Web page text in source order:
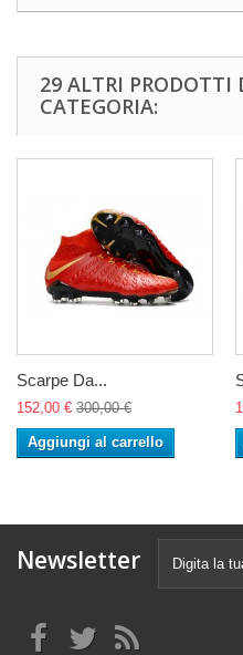
29 ALTRI PRODOTTI
CATEGORIA:
Scarpe Da...
152,00 € 300,00 €
Aggiungi al carrello
Newsletter